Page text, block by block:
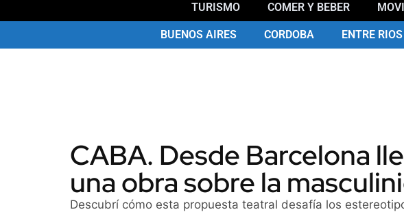
TURISMO COMER Y BEBER
BUENOS AIRES CORDOBA ENTRE
CABA. Desde Barcelona
una obra sobre la
Descubrí cómo esta propuesta teatral desafía los